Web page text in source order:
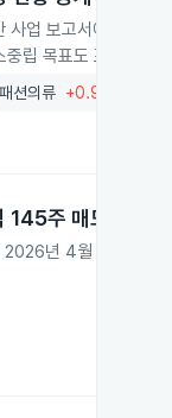
보고서에서 중국
립 목표도 포함됐습
패션의류 +0.91%
주 매도
년 4월 8일 세금